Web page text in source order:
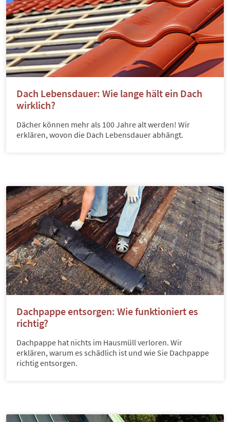
Dach Lebensdauer: Wie lange hält ein Dach
wirklich?
Dächer können mehr als 100 Jahre alt werden! Wir
erklären, wovon die Dach Lebensdauer abhängt.
Dachpappe entsorgen: Wie funktioniert es
richtig?
Dachpappe hat nichts im Hausmüll verloren. Wir
erklären, warum es schädlich ist und wie Sie Dachpappe
richtig entsorgen.